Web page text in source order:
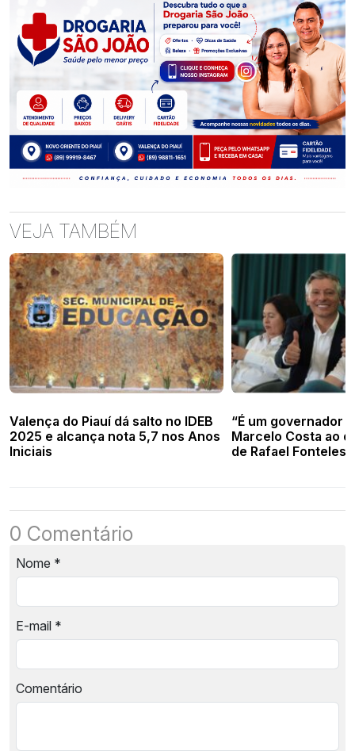
VEJA TAMBÉM
Valença do Piauí dá salto no IDEB
2025 e alcança nota 5,7 nos Anos
Iniciais
“É um governador
Marcelo Costa ao
de Rafael Fonteles
0 Comentário
Nome *
E-mail *
Comentário